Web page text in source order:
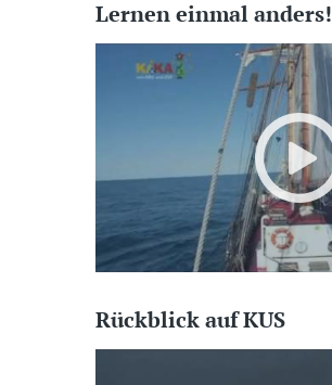
Lernen einmal anders!
Rückblick auf KUS